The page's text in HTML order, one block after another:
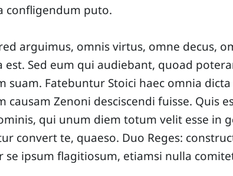
confligendum puto.
arguimus, omnis virtus, omne decus,
est. Sed eum qui audiebant, quoad
suam. Fatebuntur Stoici haec omnia dicta
causam Zenoni desciscendi fuisse. Quis
qui unum diem totum velit esse in
convert te, quaeso. Duo Reges:
se ipsum flagitiosum, etiamsi nulla